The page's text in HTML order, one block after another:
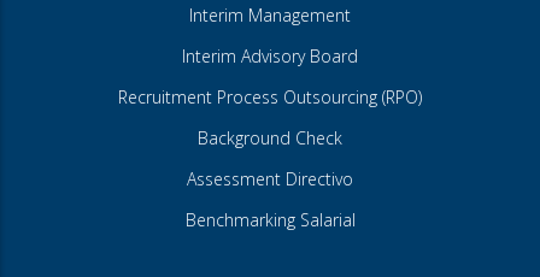
Interim Management
Interim Advisory Board
Recruitment Process Outsourcing (RPO)
Background Check
Assessment Directivo
Benchmarking Salarial